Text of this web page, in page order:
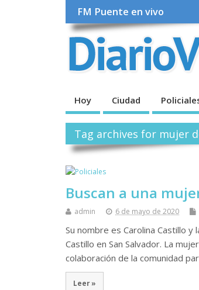
FM Puente en vivo
Hoy Ciudad
Tag archives for mujer
Buscan a una
admin 6 de mayo de 2020
Su nombre es Carolina Castillo y
Castillo en San Salvador. La
colaboración de la comunidad
Leer »